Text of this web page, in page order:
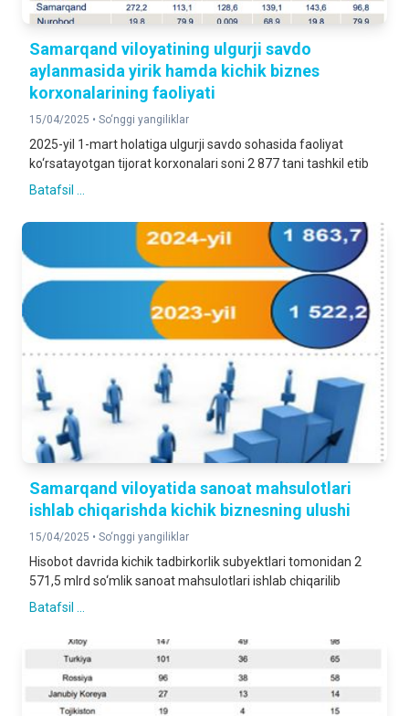
Samarqand viloyatining ulgurji savdo
aylanmasida yirik hamda kichik biznes
korxonalarining faoliyati
15/04/2025 • So‘nggi yangiliklar
2025-yil 1-mart holatiga ulgurji savdo sohasida faoliyat
ko‘rsatayotgan tijorat korxonalari soni 2 877 tani tashkil etib
Batafsil ...
Samarqand viloyatida sanoat mahsulotlari
ishlab chiqarishda kichik biznesning ulushi
15/04/2025 • So‘nggi yangiliklar
Hisobot davrida kichik tadbirkorlik subyektlari tomonidan 2
571,5 mlrd so‘mlik sanoat mahsulotlari ishlab chiqarilib
Batafsil ...